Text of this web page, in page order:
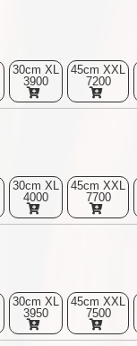
30cm XL
3900
45cm XXL
7200
30cm XL
4000
45cm XXL
7700
30cm XL
3950
45cm XXL
7500